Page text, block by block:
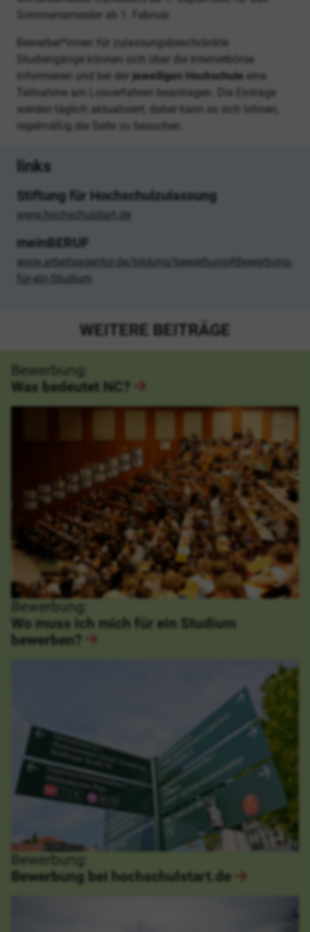
Sommersemester ab 1. Februar.
Bewerber*innen für zulassungsbeschränkte
Studiengänge können sich über die Internetbörse
informieren und bei der jeweiligen Hochschule eine
Teilnahme am Losverfahren beantragen. Die Einträge
werden täglich aktualisiert, daher kann es sich lohnen,
regelmäßig die Seite zu besuchen.
links
Stiftung für Hochschulzulassung
www.hochschulstart.de
meinBERUF
www.arbeitsagentur.de/bildung/bewerbung#Bewerbung-
für-ein-Studium
WEITERE BEITRÄGE
Bewerbung:
Was bedeutet NC?
Bewerbung:
Wo muss ich mich für ein Studium
bewerben?
Bewerbung:
Bewerbung bei hochschulstart.de